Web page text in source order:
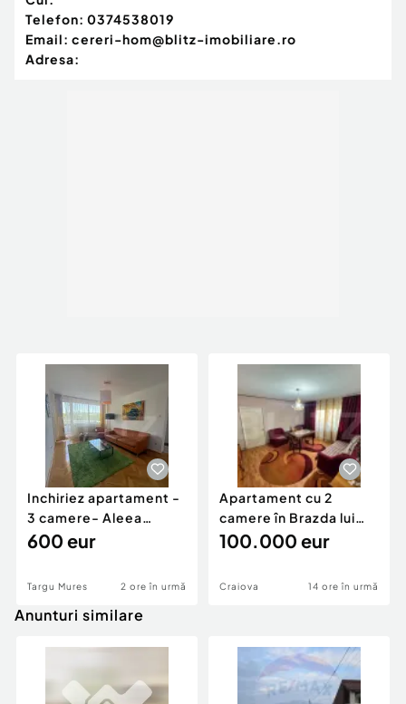
Telefon: 0374538019
Email: cereri-hom@blitz-imobiliare.ro
Adresa:
Inchiriez apartament -
3 camere- Aleea
Carpati
600 eur
Targu Mures 2 ore în urmă
Apartament cu 2
camere în Brazda lui
Novac
100.000 eur
Craiova 14 ore în urmă
Anunturi similare